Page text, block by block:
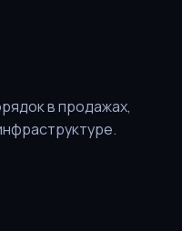
в продажах,